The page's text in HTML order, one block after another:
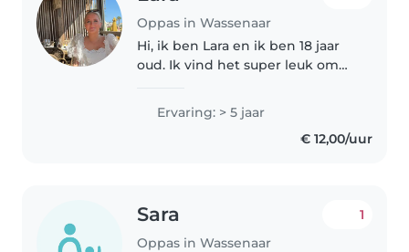
Oppas in Wassenaar
Hi, ik ben Lara en ik ben 18 jaar
oud. Ik vind het super leuk om
van kinderen, ikheb het altijd al
super leuk gevonden om voor
Ervaring: > 5 jaar
€ 12,00/uur
Sara
Oppas in Wassenaar
1